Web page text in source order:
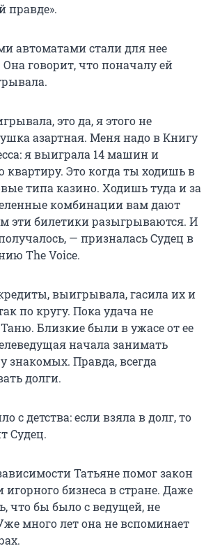
правде».
автоматами стали для нее
говорит, что поначалу ей
это да, я этого не
азартная. Меня надо в Книгу
я выиграла 14 машин и
Это когда ты ходишь в
типа казино. Ходишь туда и за
комбинации вам дают
эти билетики разыгрываются. И
— призналась Судец в
The Voice.
выигрывала, гасила их и
по кругу. Пока удача не
Близкие были в ужасе от ее
начала занимать
знакомых. Правда, всегда
долги.
с детства: если взяла в долг, то
Судец.
Татьяне помог закон
игорного бизнеса в стране. Даже
что бы было с ведущей, не
много лет она не вспоминает